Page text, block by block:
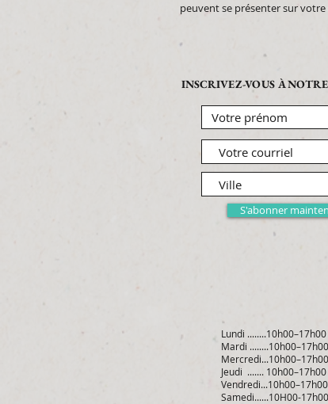
peuvent se présenter sur
INSCRIVEZ-VOUS À
S'abonner
Lundi ........10h00–17h00
Mardi ........10h00–17h00
Mercredi...10h00–17h00
Jeudi ....... 10h00–17h00
Vendredi...10h00–17h00
Samedi......10H00-17h00